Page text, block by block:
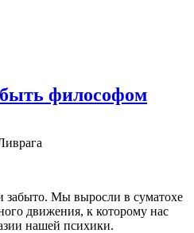
быть философом
забыто. Мы выросли в суматохе
движения, к которому нас
нашей психики.